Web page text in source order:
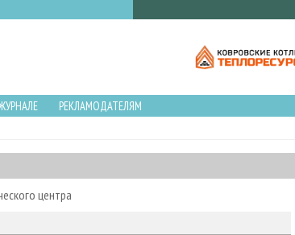
РЕКЛАМОДАТЕЛЯМ
центра